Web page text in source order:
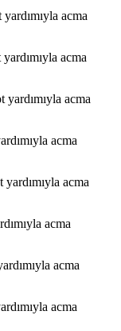
acma
acma
acma
acma
acma
acma
acma
acma